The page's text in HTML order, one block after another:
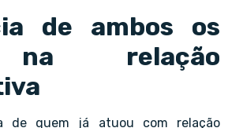
de ambos os
relação
de quem já atuou com relação